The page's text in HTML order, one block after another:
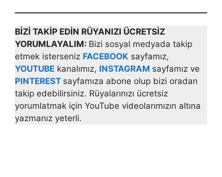
BİZİ TAKİP EDİN RÜYANIZI ÜCRETSİZ
YORUMLAYALIM: Bizi sosyal medyada takip
etmek isterseniz FACEBOOK sayfamız,
YOUTUBE kanalımız, INSTAGRAM sayfamız ve
PINTEREST sayfamıza abone olup bizi oradan
takip edebilirsiniz. Rüyalarınızı ücretsiz
yorumlatmak için YouTube videolarımızın altına
yazmanız yeterli.